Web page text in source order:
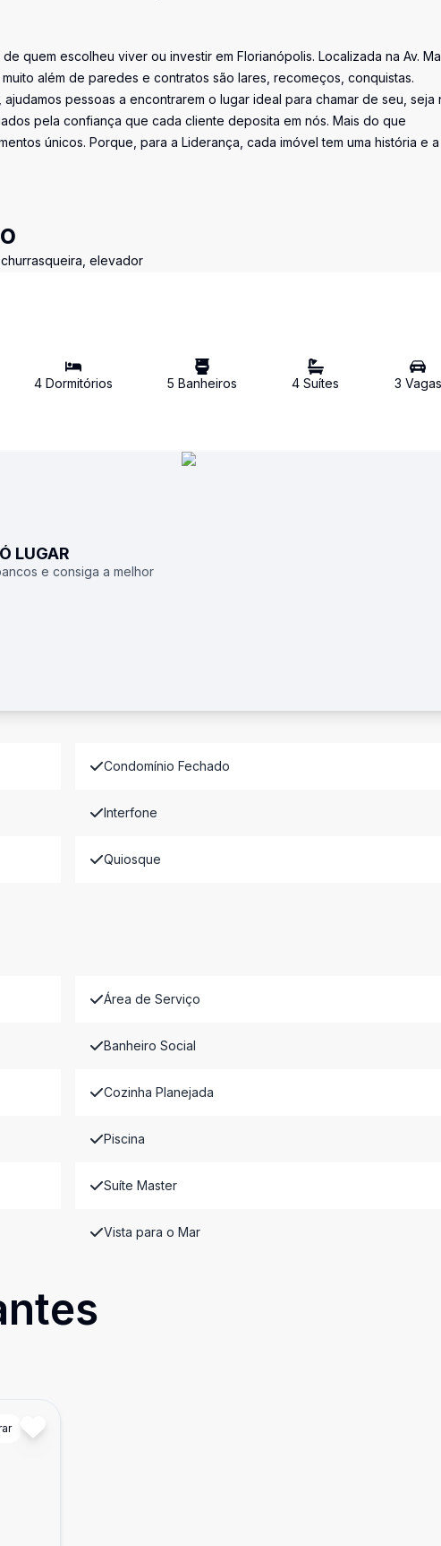
quem escolheu viver ou investir em Florianópolis. Localizada na Av.
além de paredes e contratos são lares, recomeços, conquistas.
pessoas a encontrarem o lugar ideal para chamar de seu, seja
pela confiança que cada cliente deposita em nós. Mais do que
únicos. Porque, para a Liderança, cada imóvel tem uma história e
elevador
4 Dormitórios 5 Banheiros 4 Suítes 3 Vagas
LUGAR
e consiga a melhor
Condomínio Fechado
Interfone
Quiosque
Área de Serviço
Banheiro Social
Cozinha Planejada
Piscina
Suíte Master
Vista para o Mar